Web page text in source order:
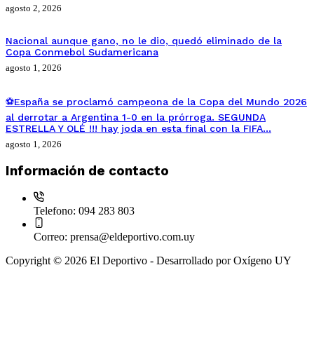
agosto 2, 2026
Nacional aunque gano, no le dio, quedó eliminado de la
Copa Conmebol Sudamericana
agosto 1, 2026
⚽España se proclamó campeona de la Copa del Mundo 2026
al derrotar a Argentina 1-0 en la prórroga. SEGUNDA
ESTRELLA Y OLÉ !!! hay joda en esta final con la FIFA…
agosto 1, 2026
Información de contacto
Telefono: 094 283 803
Correo: prensa@eldeportivo.com.uy
Copyright © 2026 El Deportivo - Desarrollado por Oxígeno UY